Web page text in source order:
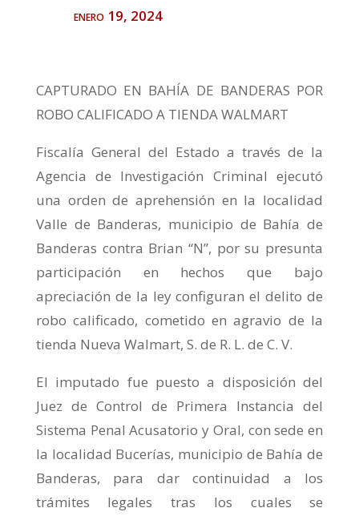
enero 19, 2024
CAPTURADO EN BAHÍA DE BANDERAS POR
ROBO CALIFICADO A TIENDA WALMART
Fiscalía General del Estado a través de la
Agencia de Investigación Criminal ejecutó
una orden de aprehensión en la localidad
Valle de Banderas, municipio de Bahía de
Banderas contra Brian “N”, por su presunta
participación en hechos que bajo
apreciación de la ley configuran el delito de
robo calificado, cometido en agravio de la
tienda Nueva Walmart, S. de R. L. de C. V.
El imputado fue puesto a disposición del
Juez de Control de Primera Instancia del
Sistema Penal Acusatorio y Oral, con sede en
la localidad Bucerías, municipio de Bahía de
Banderas, para dar continuidad a los
trámites legales tras los cuales se